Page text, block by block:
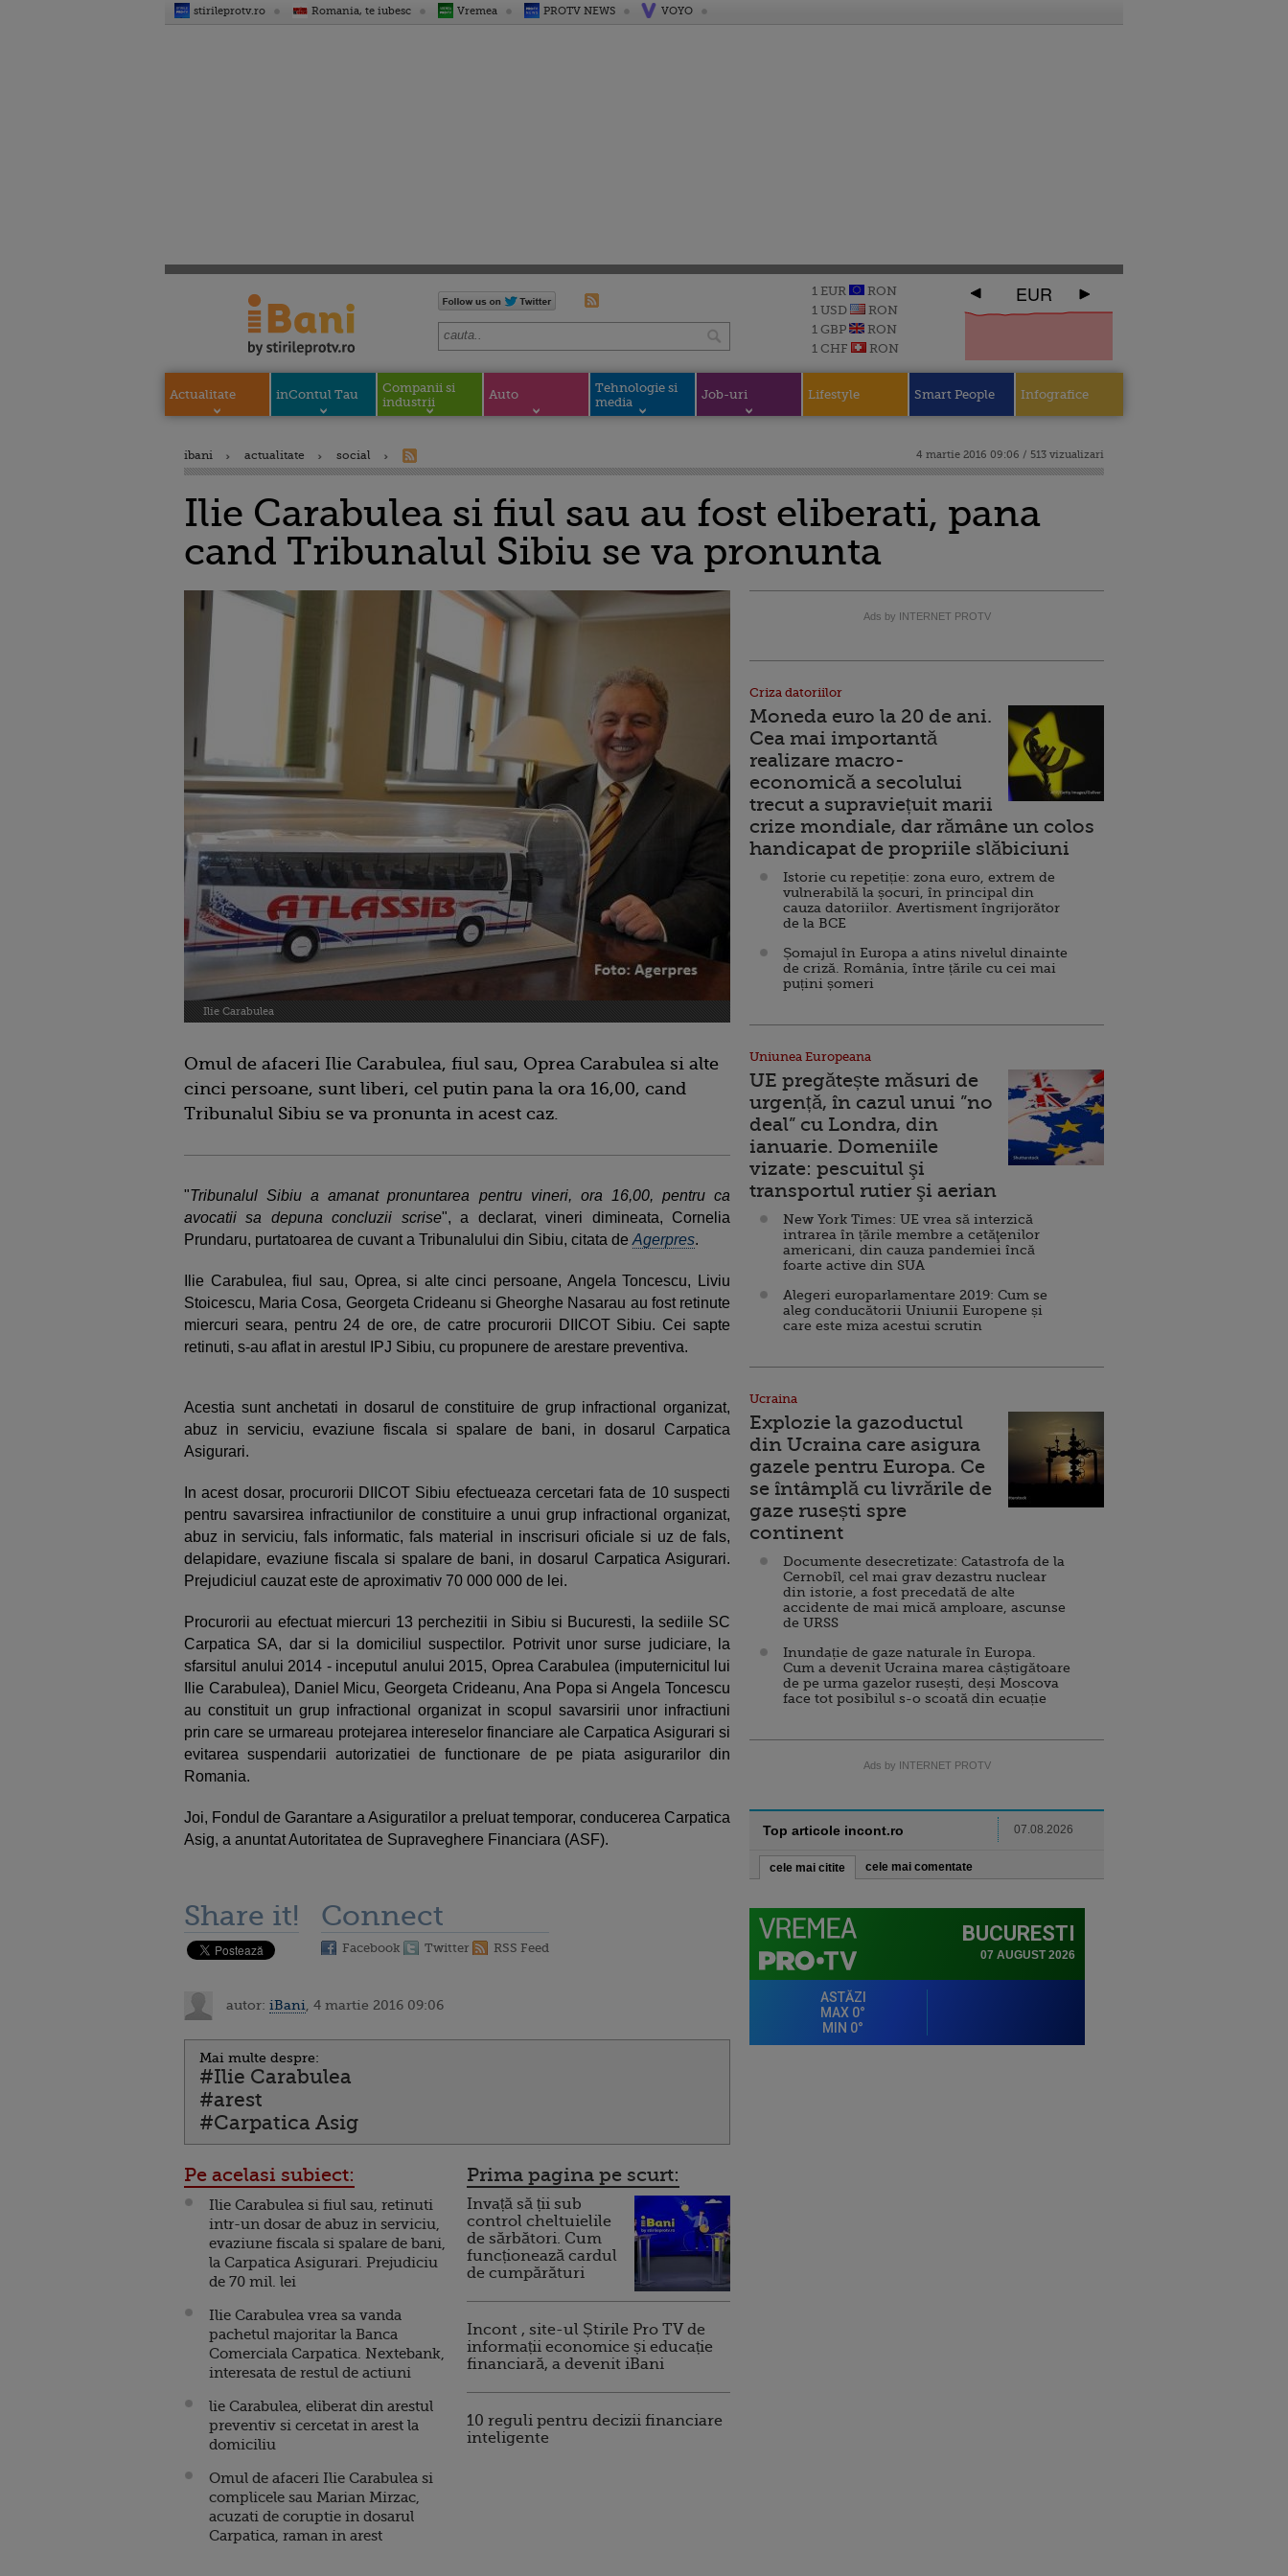
stirileprotv.ro Romania, te iubesc Vremea PROTV NEWS VOYO
1 EUR
RON
1 USD
RON
1 GBP
RON
1 CHF
RON
EUR
Actualitate inContul Tau
Companii si
industrii
Auto
Tehnologie si
media
Job-uri Lifestyle Smart People Infografice
ibani actualitate social 4 martie 2016 09:06 / 513 vizualizari
Ilie Carabulea si fiul sau au fost eliberati, pana
cand Tribunalul Sibiu se va pronunta
Ilie Carabulea
Omul de afaceri Ilie Carabulea, fiul sau, Oprea Carabulea si alte
cinci persoane, sunt liberi, cel putin pana la ora 16,00, cand
Tribunalul Sibiu se va pronunta in acest caz.
"Tribunalul Sibiu a amanat pronuntarea pentru vineri, ora 16,00, pentru ca
avocatii sa depuna concluzii scrise", a declarat, vineri dimineata, Cornelia
Prundaru, purtatoarea de cuvant a Tribunalului din Sibiu, citata de Agerpres.
Ilie Carabulea, fiul sau, Oprea, si alte cinci persoane, Angela Toncescu, Liviu
Stoicescu, Maria Cosa, Georgeta Crideanu si Gheorghe Nasarau au fost retinute
miercuri seara, pentru 24 de ore, de catre procurorii DIICOT Sibiu. Cei sapte
retinuti, s-au aflat in arestul IPJ Sibiu, cu propunere de arestare preventiva.
Acestia sunt anchetati in dosarul de constituire de grup infractional organizat,
abuz in serviciu, evaziune fiscala si spalare de bani, in dosarul Carpatica
Asigurari.
In acest dosar, procurorii DIICOT Sibiu efectueaza cercetari fata de 10 suspecti
pentru savarsirea infractiunilor de constituire a unui grup infractional organizat,
abuz in serviciu, fals informatic, fals material in inscrisuri oficiale si uz de fals,
delapidare, evaziune fiscala si spalare de bani, in dosarul Carpatica Asigurari.
Prejudiciul cauzat este de aproximativ 70 000 000 de lei.
Procurorii au efectuat miercuri 13 perchezitii in Sibiu si Bucuresti, la sediile SC
Carpatica SA, dar si la domiciliul suspectilor. Potrivit unor surse judiciare, la
sfarsitul anului 2014 - inceputul anului 2015, Oprea Carabulea (imputernicitul lui
Ilie Carabulea), Daniel Micu, Georgeta Crideanu, Ana Popa si Angela Toncescu
au constituit un grup infractional organizat in scopul savarsirii unor infractiuni
prin care se urmareau protejarea intereselor financiare ale Carpatica Asigurari si
evitarea suspendarii autorizatiei de functionare de pe piata asigurarilor din
Romania.
Joi, Fondul de Garantare a Asiguratilor a preluat temporar, conducerea Carpatica
Asig, a anuntat Autoritatea de Supraveghere Financiara (ASF).
Share it! Connect
Facebook Twitter RSS Feed
autor: iBani , 4 martie 2016 09:06
Mai multe despre:
#Ilie Carabulea
#arest
#Carpatica Asig
Pe acelasi subiect:
Ilie Carabulea si fiul sau, retinuti
intr-un dosar de abuz in serviciu,
evaziune fiscala si spalare de bani,
la Carpatica Asigurari. Prejudiciu
de 70 mil. lei
Ilie Carabulea vrea sa vanda
pachetul majoritar la Banca
Comerciala Carpatica. Nextebank,
interesata de restul de actiuni
lie Carabulea, eliberat din arestul
preventiv si cercetat in arest la
domiciliu
Omul de afaceri Ilie Carabulea si
complicele sau Marian Mirzac,
acuzati de coruptie in dosarul
Carpatica, raman in arest
Prima pagina pe scurt:
Invață să ții sub
control cheltuielile
de sărbători. Cum
funcționează cardul
de cumpărături
Incont , site-ul Știrile Pro TV de
informații economice și educație
financiară, a devenit iBani
10 reguli pentru decizii financiare
inteligente
Ads by INTERNET PROTV
Criza datoriilor
Moneda euro la 20 de ani.
Cea mai importantă
realizare macro-
economică a secolului
trecut a supraviețuit marii
crize mondiale, dar rămâne un colos
handicapat de propriile slăbiciuni
Istorie cu repetiție: zona euro, extrem de
vulnerabilă la șocuri, în principal din
cauza datoriilor. Avertisment îngrijorător
de la BCE
Șomajul în Europa a atins nivelul dinainte
de criză. România, între țările cu cei mai
puțini șomeri
Uniunea Europeana
UE pregătește măsuri de
urgență, în cazul unui ”no
deal” cu Londra, din
ianuarie. Domeniile
vizate: pescuitul şi
transportul rutier şi aerian
New York Times: UE vrea să interzică
intrarea în țările membre a cetăţenilor
americani, din cauza pandemiei încă
foarte active din SUA
Alegeri europarlamentare 2019: Cum se
aleg conducătorii Uniunii Europene și
care este miza acestui scrutin
Ucraina
Explozie la gazoductul
din Ucraina care asigura
gazele pentru Europa. Ce
se întâmplă cu livrările de
gaze rusești spre
continent
Documente desecretizate: Catastrofa de la
Cernobîl, cel mai grav dezastru nuclear
din istorie, a fost precedată de alte
accidente de mai mică amploare, ascunse
de URSS
Inundație de gaze naturale în Europa.
Cum a devenit Ucraina marea câștigătoare
de pe urma gazelor rusești, deși Moscova
face tot posibilul s-o scoată din ecuație
Ads by INTERNET PROTV
Top articole incont.ro 07.08.2026
cele mai citite cele mai comentate